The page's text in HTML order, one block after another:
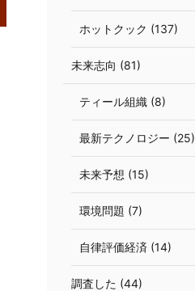
ホットクック (137)
未来志向 (81)
ティール組織 (8)
最新テクノロジー (25)
未来予想 (15)
環境問題 (7)
自律評価経済 (14)
調査した (44)